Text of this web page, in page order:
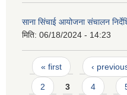
साना सिंचाई आयोजना संचालन
मिति: 06/18/2024 - 14:23
Pages
« first ‹
2 3 4